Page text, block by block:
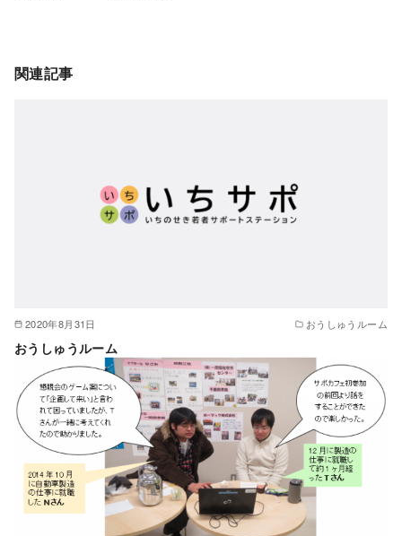
関連記事
2020年8月31日 おうしゅうルーム
おうしゅうルーム